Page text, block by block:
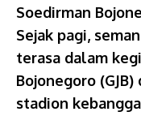
Soedirman
Sejak pagi,
terasa dalam
Bojonegoro
stadion